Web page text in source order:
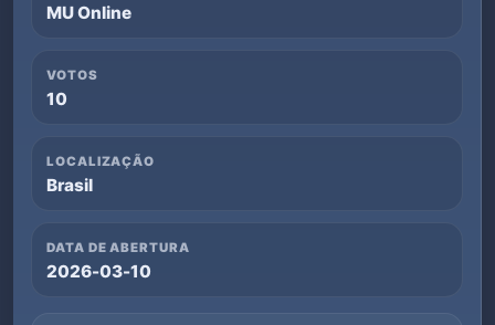
MU Online
VOTOS
10
LOCALIZAÇÃO
Brasil
DATA DE ABERTURA
2026-03-10